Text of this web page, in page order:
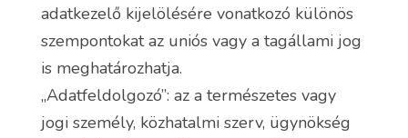
adatkezelő kijelölésére vonatkozó különös
szempontokat az uniós vagy a tagállami jog
is meghatározhatja.
„Adatfeldolgozó”: az a természetes vagy
jogi személy, közhatalmi szerv, ügynökség